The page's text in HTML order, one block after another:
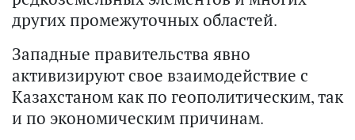
других промежуточных областей.
Западные правительства явно
активизируют свое взаимодействие с
Казахстаном как по геополитическим, так
и по экономическим причинам.